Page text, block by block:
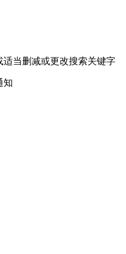
当删减或更改搜索关键字
知